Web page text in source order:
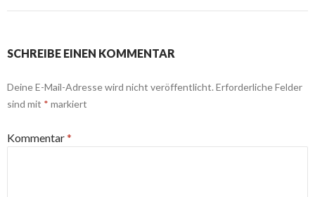
SCHREIBE EINEN KOMMENTAR
Deine E-Mail-Adresse wird nicht veröffentlicht. Erforderliche Felder
sind mit * markiert
Kommentar*